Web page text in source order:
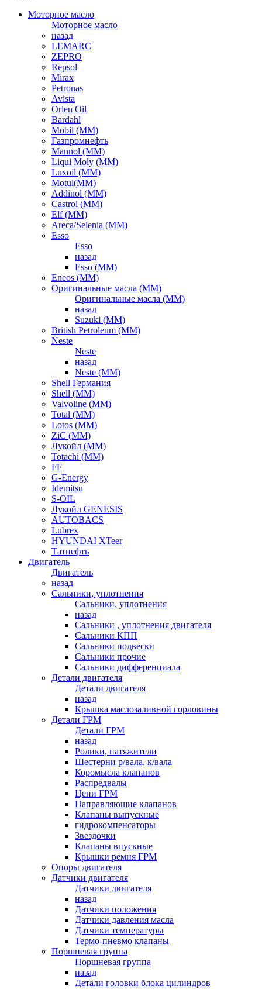
Моторное масло
Моторное масло
назад
LEMARC
ZEPRO
Repsol
Mirax
Petronas
Avista
Orlen Oil
Bardahl
Mobil (ММ)
Газпромнефть
Mannol (ММ)
Liqui Moly (ММ)
Luxoil (ММ)
Motul(ММ)
Addinol (ММ)
Castrol (ММ)
Elf (ММ)
Areca/Selenia (ММ)
Esso
Esso
назад
Esso (ММ)
Eneos (ММ)
Оригинальные масла (ММ)
Оригинальные масла (ММ)
назад
Suzuki (ММ)
British Petroleum (ММ)
Neste
Neste
назад
Neste (ММ)
Shell Германия
Shell (ММ)
Valvoline (ММ)
Total (ММ)
Lotos (ММ)
ZiC (ММ)
Лукойл (ММ)
Totachi (MM)
FF
G-Energy
Idemitsu
S-OIL
Лукойл GENESIS
AUTOBACS
Lubrex
HYUNDAI XTeer
Татнефть
Двигатель
Двигатель
назад
Сальники, уплотнения
Сальники, уплотнения
назад
Сальники , уплотнения двигателя
Сальники КПП
Сальники подвески
Сальники прочие
Сальники дифференциала
Детали двигателя
Детали двигателя
назад
Крышка маслозаливной горловины
Детали ГРМ
Детали ГРМ
назад
Ролики, натяжители
Шестерни р/вала, к/вала
Коромысла клапанов
Распредвалы
Цепи ГРМ
Направляющие клапанов
Клапаны выпускные
гидрокомпенсаторы
Звездочки
Клапаны впускные
Крышки ремня ГРМ
Опоры двигателя
Датчики двигателя
Датчики двигателя
назад
Датчики положения
Датчики давления масла
Датчики температуры
Термо-пневмо клапаны
Поршневая группа
Поршневая группа
назад
Детали головки блока цилиндров